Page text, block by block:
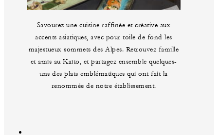
Savourez une cuisine raffinée et créative aux
accents asiatiques, avec pour toile de fond les
majestueux sommets des Alpes. Retrouvez famille
et amis au Kaito, et partagez ensemble quelques-
uns des plats emblématiques qui ont fait la
renommée de notre établissement.